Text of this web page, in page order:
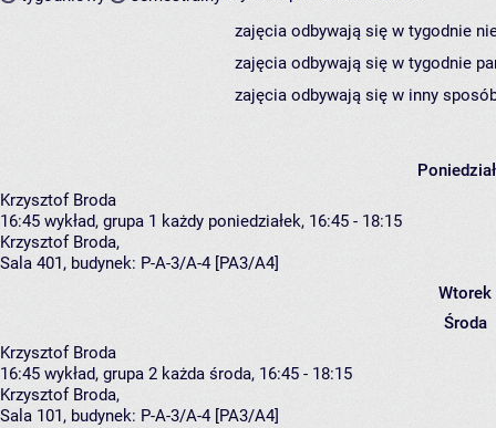
zajęcia odbywają się w tygodnie
zajęcia odbywają się w tygodnie
zajęcia odbywają się w inny
Krzysztof Broda
16:45 wykład, grupa 1 każdy poniedziałek, 16:45 - 18:15
Krzysztof Broda,
Sala 401, budynek: P-A-3/A-4 [PA3/A4]
Wtorek
Środa
Krzysztof Broda
16:45 wykład, grupa 2 każda środa, 16:45 - 18:15
Krzysztof Broda,
Sala 101, budynek: P-A-3/A-4 [PA3/A4]